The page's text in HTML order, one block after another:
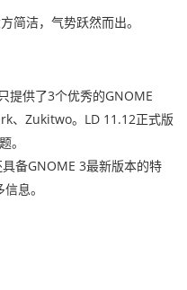
简洁，气势跃然而出。
提供了3个优秀的GNOME
、Zukitwo。LD 11.12正式版
。
备GNOME 3最新版本的特
息。